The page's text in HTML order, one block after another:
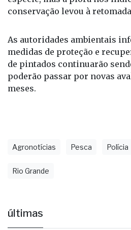
conservação levou à
As autoridades ambientais
medidas de proteção e
de pintados continuarão
poderão passar por novas
meses.
Agronotícias Pesca Polícia
Rio Grande
últimas